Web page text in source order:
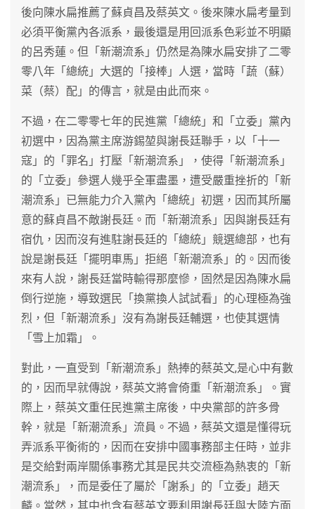
後向陳水扁推薦了蘇貞昌及蔡英文。後來陳水扁考量到
必須平衡黨內各派系，最後還是用回派系色彩並不明顯
的呂秀蓮。但「新潮流系」仍然是為陳水扁安排了二零
零八年「總統」大選的「接棒」人選，當時「蔬（蘇）
菜（蔡）配」的傳言，就是由此而來。
不過，在二零零七年的民進黨「總統」和「立委」黨內
初選中，因為黨主席游錫堃與謝長廷聯手，以「十一
寇」的「罪名」打壓「新潮流系」，使得「新潮流系」
的「立委」參選人幾乎全軍盡墨，遭受嚴重挫折的「新
潮流系」已無能力介入黨內「總統」初選，因而其所屬
意的蘇貞昌不敵謝長廷。而「新潮流系」因與謝長廷有
宿仇，因而沒有進駐謝長廷的「總統」競選總部，也有
說是謝長廷「擺明車馬」拒絕「新潮流系」的。因而後
來有人說，謝長廷當時輸得那麼慘，固然是因為陳水扁
倒行逆施，導致選民「換黨換人試試看」的心理極為強
烈，但「新潮流系」沒有為謝長廷輔選，也使其選情
「雪上加霜」。
對此，一直受到「新潮流系」熱捧的蔡英文,是心中有數
的，因而早就傳說，蔡英文將會倚重「新潮流系」。實
際上，蔡英文重任民進黨主席後，中央黨部的許多骨
幹，就是「新潮流系」流員。不過，蔡英文還是懂得玩
弄派系平衡術的，因而在安排中國事務部主任時，並非
是交給對兩岸關係事務尤其是民共交流極為熱衷的「新
潮流系」，而是委任了屬於「謝系」的「立委」趙天
麟。當然，其中也含有蔡英文要利用謝長廷與大陸方面